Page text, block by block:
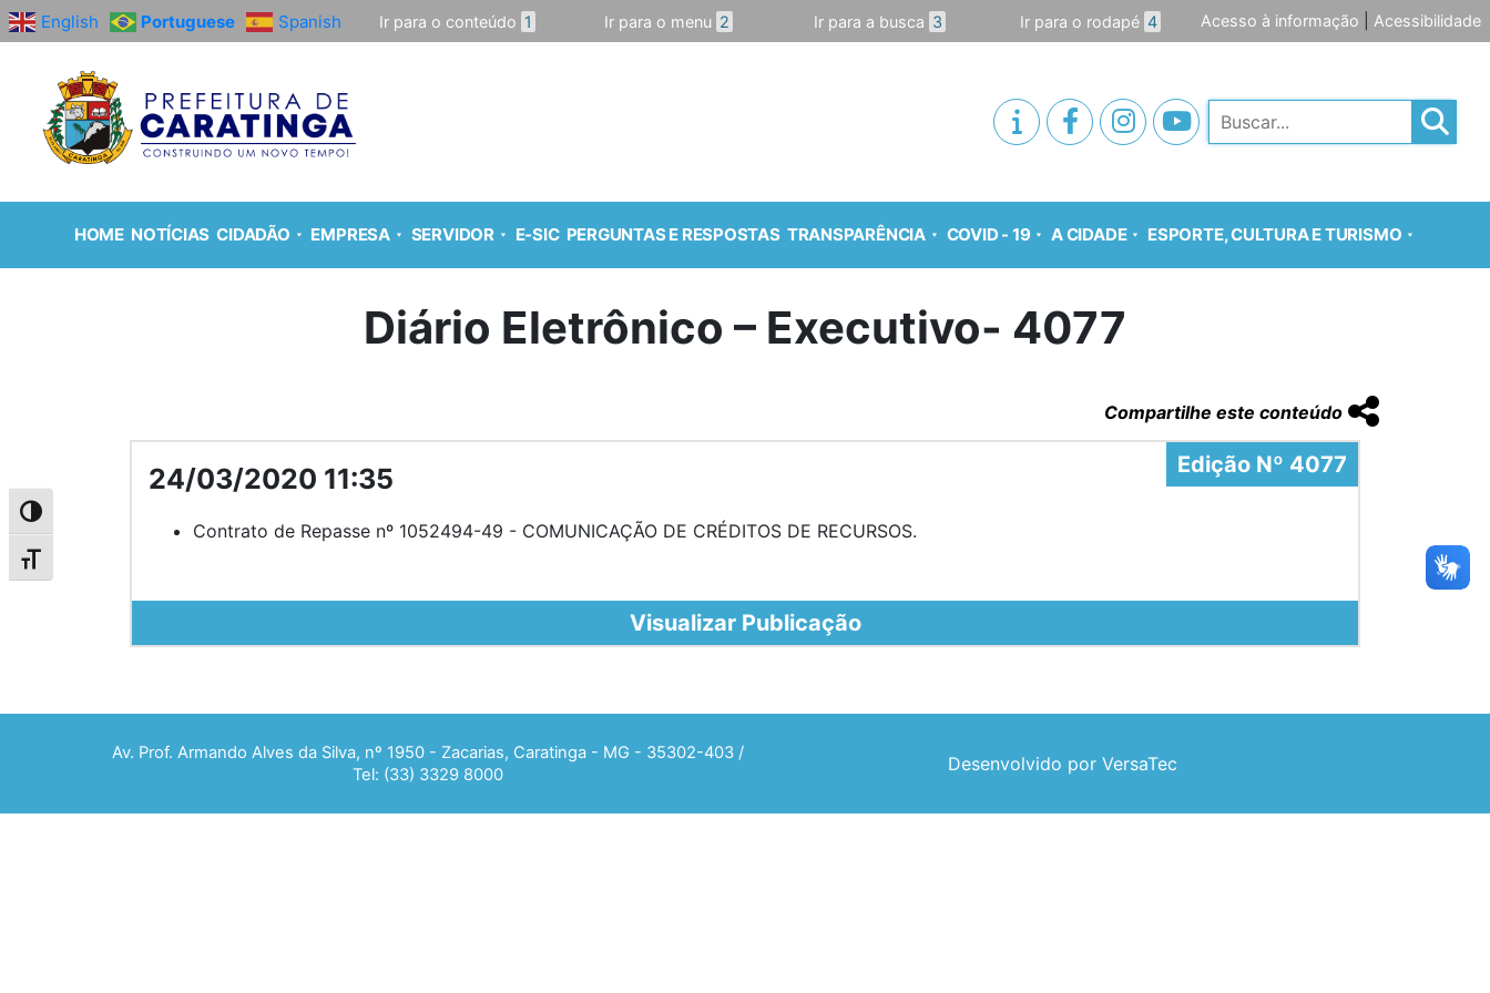
Alternar alto contraste
Alternar tamanho da fonte
English Portuguese Spanish Ir para o conteúdo 1 Ir para o menu 2 Ir para a busca 3 Ir para o rodapé 4 Acesso à informação Acessibilidade
Pesquisar
HOME NOTÍCIAS CIDADÃO EMPRESA SERVIDOR E-SIC PERGUNTAS E RESPOSTAS TRANSPARÊNCIA COVID - 19 A CIDADE ESPORTE, CULTURA E TURISMO
Diário Eletrônico – Executivo- 4077
Compartilhe este conteúdo
Edição Nº 4077
24/03/2020 11:35
Contrato de Repasse nº 1052494-49 - COMUNICAÇÃO DE CRÉDITOS DE RECURSOS.
Visualizar Publicação
Av. Prof. Armando Alves da Silva, nº 1950 - Zacarias, Caratinga - MG - 35302-403 /
Tel: (33) 3329 8000
Desenvolvido por VersaTec